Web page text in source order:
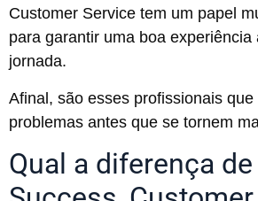
Customer Service tem um papel
para garantir uma boa
jornada.
Afinal, são esses profissionais que
problemas antes que se tornem
Qual a diferença